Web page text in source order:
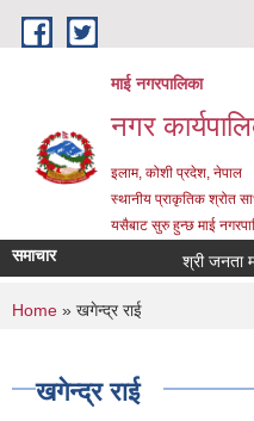
Skip to main content
माई नगरपालिका
नगर
इलाम, कोशी प्रदेश, नेपाल
स्थानीय प्राकृतिक श्रोत
यसैबाट सुरु हुन्छ माई
समाचार श्री जनता
You are here
Home » खगेन्द्र राई
खगेन्द्र राई